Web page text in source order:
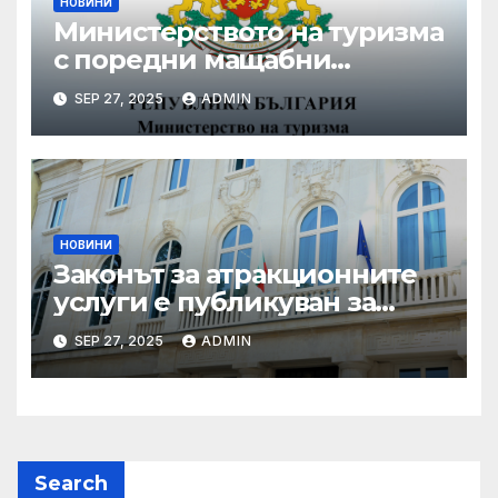
Министерството на туризма
с поредни мащабни
координирани проверки
през летния сезон
SEP 27, 2025 ADMIN
НОВИНИ
Законът за атракционните
услуги е публикуван за
обществено обсъждане
SEP 27, 2025 ADMIN
Search